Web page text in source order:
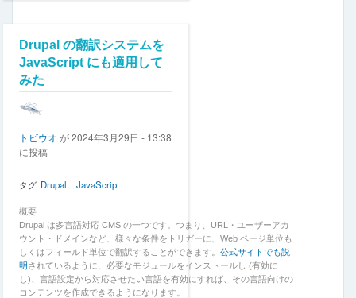
パ
ス
ワ
ー
ド
な
認
証
実
す
る
「WebAuthn
(PassKey)」
に
つ
い
続きを見る コメントを追加
閲覧数
1379
Drupal の翻訳システムを
JavaScript にも適用して
みた
トビウオ が2024年3月29日 - 13:38
に投稿
タグ Drupal JavaScript
概要
Drupal は多言語対応 CMS の一つです。つまり、URL・ユーザーアカ
ウント・ドメインなど、様々な条件をトリガーに、Web ページ単位も
しくはフィールド単位で翻訳することができます。公式サイトでも説
明されているように、必要なモジュールをインストールし (有効に
し)、言語設定から対応させたい言語を有効にすれば、その言語向けの
コンテンツを作成できるようになります。